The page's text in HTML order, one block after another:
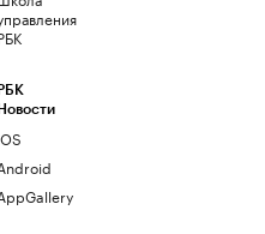
РБК
Новости